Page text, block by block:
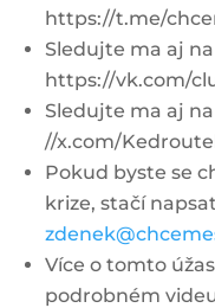
https://t.me/
Sledujte ma aj na
https://vk.com/
Sledujte ma aj
//x.com/
Pokud byste se
krize, stačí
Více o tomto
podrobném